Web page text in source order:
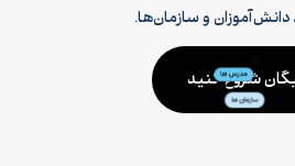
دانش‌آموزان و سازمان‌ها.
شروع کنید